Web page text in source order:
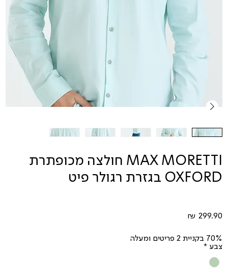
MAX MORETTI חולצה מכופתרת
OXFORD בגזרת רגולר פיט
70% בקניית 2 פריטים ומעלה
צבע *